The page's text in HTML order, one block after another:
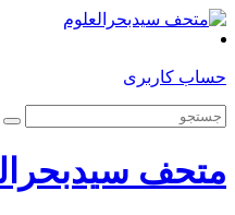
حساب کاربری
متحف